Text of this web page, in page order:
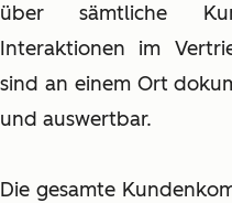
über sämtliche
Interaktionen im
sind an einem Ort
und auswertbar.
Die gesamte